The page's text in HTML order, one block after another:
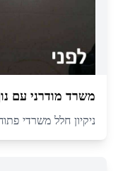
משרד מודרני עם
ניקיון חלל משרדי